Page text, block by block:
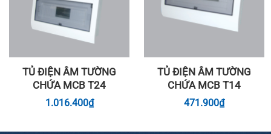
TỦ ĐIỆN ÂM TƯỜNG
CHỨA MCB T24
1.016.400₫
TỦ ĐIỆN ÂM TƯỜNG
CHỨA MCB T14
471.900₫